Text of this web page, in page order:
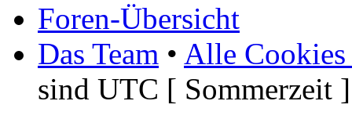
Foren-Übersicht
Das Team • Alle Cookies
sind UTC [ Sommerzeit ]